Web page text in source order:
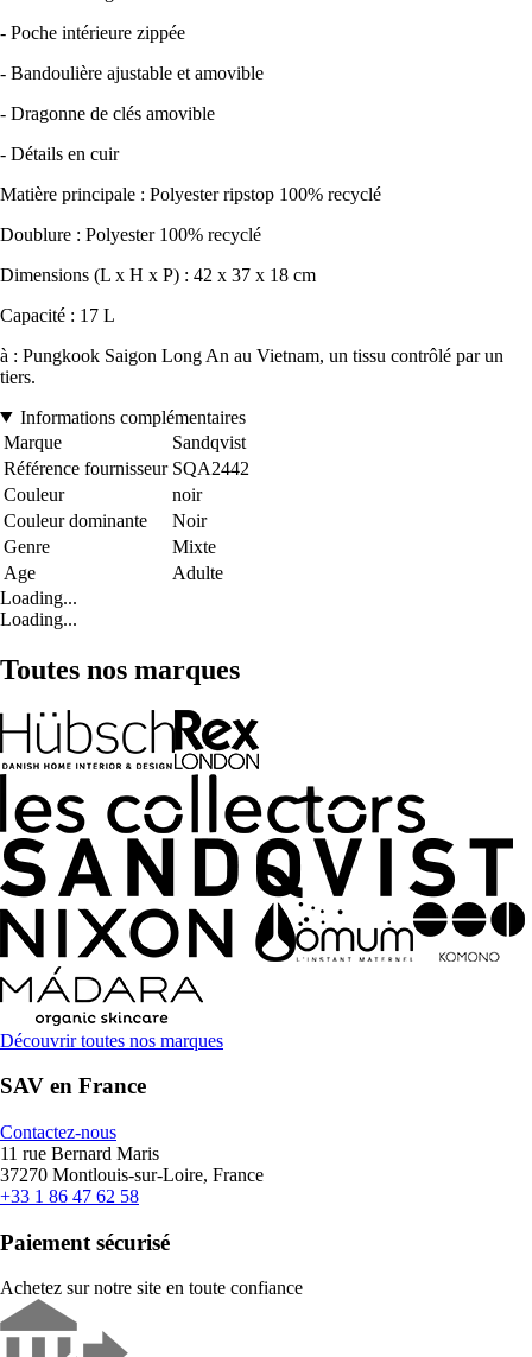
- Poche intérieure zippée
- Bandoulière ajustable et amovible
- Dragonne de clés amovible
- Détails en cuir
Matière principale : Polyester ripstop 100% recyclé
Doublure : Polyester 100% recyclé
Dimensions (L x H x P) : 42 x 37 x 18 cm
Capacité : 17 L
à : Pungkook Saigon Long An au Vietnam, un tissu contrôlé par un
tiers.
Informations complémentaires
Marque
Sandqvist
Référence fournisseur SQA2442
Couleur
noir
Couleur dominante
Noir
Genre
Mixte
Age
Adulte
Loading...
Loading...
Toutes nos marques
Découvrir toutes nos marques
SAV en France
Contactez-nous
11 rue Bernard Maris
37270 Montlouis-sur-Loire, France
+33 1 86 47 62 58
Paiement sécurisé
Achetez sur notre site en toute confiance